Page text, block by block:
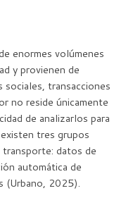
enormes volúmenes
y provienen de
transacciones
no reside únicamente
de analizarlos para
tres grupos
transporte: datos de
automática de
(Urbano, 2025).